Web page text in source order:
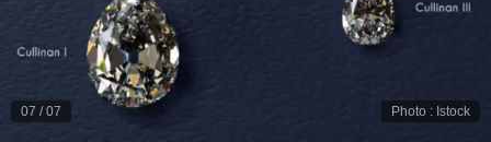
Photo : Istock
07 /07